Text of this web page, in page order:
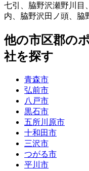
七引
脇野沢瀬野川目
内
脇野沢田ノ頭 脇
他の市区郡の
社を探す
青森市
弘前市
八戸市
黒石市
五所川原市
十和田市
三沢市
つがる市
平川市